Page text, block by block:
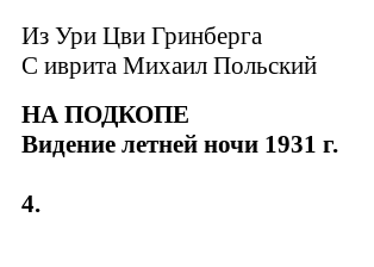
Из Ури Цви Гринберга
C иврита Михаил Польский
НА ПОДКОПЕ
Видение летней ночи 1931 г.
4.